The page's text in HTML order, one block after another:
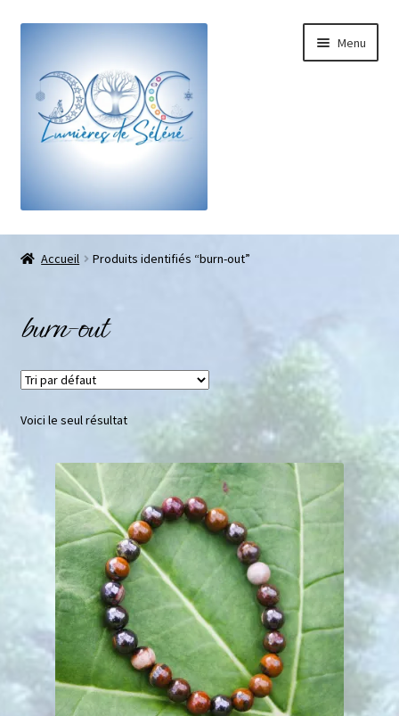
Menu
Boutique
Galets pouce anti-stress
Pendentifs sifflet et fioles
Mini géodes
Bougies lithothérapie
Packs
Carte Cadeau
Qui suis-je ?
Avis clients
Mon compte
Accueil Produits identifiés “burn-out”
burn-out
Voici le seul résultat